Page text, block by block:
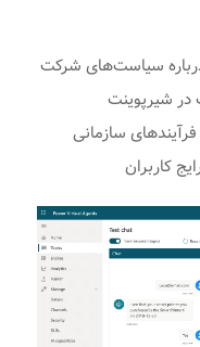
سیاست‌های شرکت
در شیرپوینت
سازمانی